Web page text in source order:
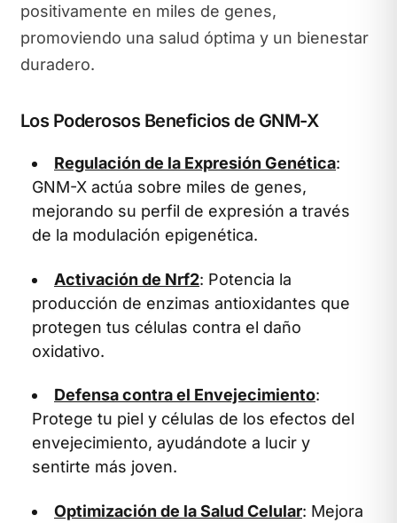
positivamente en miles de genes,
promoviendo una salud óptima y un bienestar
duradero.
Los Poderosos Beneficios de GNM-X
Regulación de la Expresión Genética:
GNM-X actúa sobre miles de genes,
mejorando su perfil de expresión a través
de la modulación epigenética.
Activación de Nrf2: Potencia la
producción de enzimas antioxidantes que
protegen tus células contra el daño
oxidativo.
Defensa contra el Envejecimiento:
Protege tu piel y células de los efectos del
envejecimiento, ayudándote a lucir y
sentirte más joven.
Optimización de la Salud Celular: Mejora